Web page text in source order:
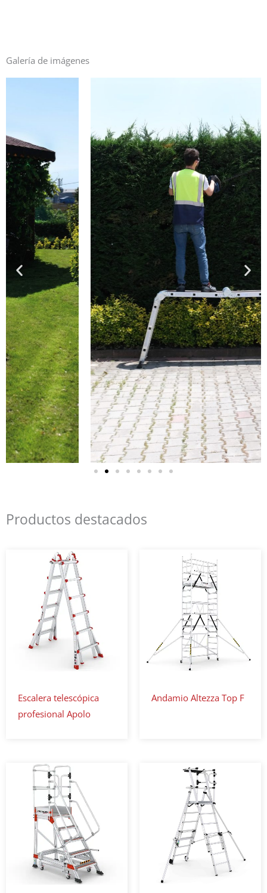
Galería de imágenes
Productos destacados
Escalera telescópica
profesional Apolo
Andamio Altezza Top F